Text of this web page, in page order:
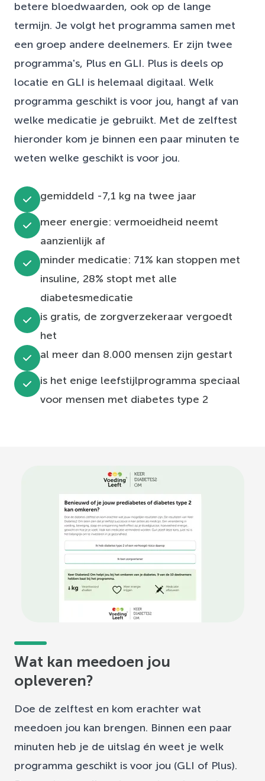
betere bloedwaarden, ook op de lange
termijn. Je volgt het programma samen met
een groep andere deelnemers. Er zijn twee
programma's, Plus en GLI. Plus is deels op
locatie en GLI is helemaal digitaal. Welk
programma geschikt is voor jou, hangt af van
welke medicatie je gebruikt. Met de zelftest
hieronder kom je binnen een paar minuten te
weten welke geschikt is voor jou.
gemiddeld -7,1 kg na twee jaar
meer energie: vermoeidheid neemt
aanzienlijk af
minder medicatie: 71% kan stoppen met
insuline, 28% stopt met alle
diabetesmedicatie
is gratis, de zorgverzekeraar vergoedt
het
al meer dan 8.000 mensen zijn gestart
is het enige leefstijlprogramma speciaal
voor mensen met diabetes type 2
Wat kan meedoen jou
opleveren?
Doe de zelftest en kom erachter wat
meedoen jou kan brengen. Binnen een paar
minuten heb je de uitslag én weet je welk
programma geschikt is voor jou (GLI of Plus).